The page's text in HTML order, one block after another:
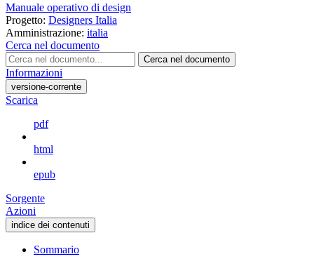
Manuale operativo di design
Progetto: Designers Italia
Amministrazione: italia
Cerca nel documento
Cerca nel documento
Informazioni
versione-corrente
Scarica
pdf
html
epub
Sorgente
Azioni
indice dei contenuti
Sommario